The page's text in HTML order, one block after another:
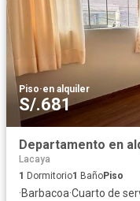
Piso·en alquiler
S/.681
Lacaya
1 Dormitorio1 BañoPiso
·Barbacoa·Cuarto de